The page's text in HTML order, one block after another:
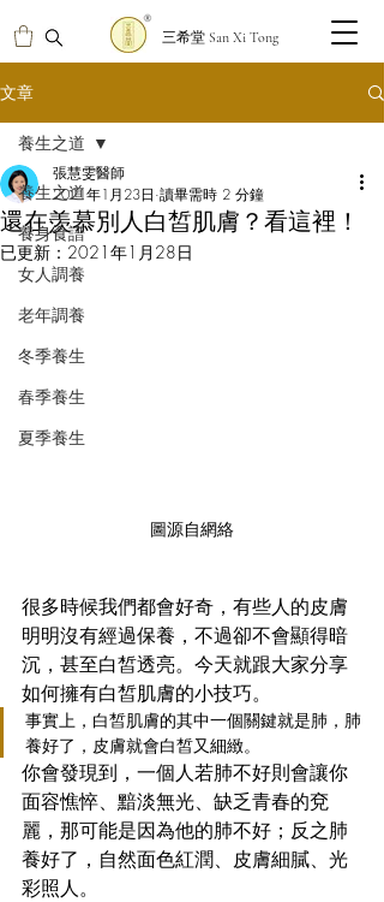
三希堂 San Xi Tong
文章
養生之道
養身食譜
女人調養
老年調養
冬季養生
春季養生
夏季養生
養生之道
還在羡慕別人白皙肌膚？看這裡！
張慧雯醫師
2021年1月23日 讀畢需時 2 分鐘
已更新： 2021年1月28日
圖源自網絡
很多時候我們都會好奇，有些人的皮膚
明明沒有經過保養，不過卻不會顯得暗
沉，甚至白皙透亮。今天就跟大家分享
如何擁有白皙肌膚的小技巧。
事實上，白皙肌膚的其中一個關鍵就是肺，肺
養好了，皮膚就會白皙又細緻。
你會發現到，一個人若肺不好則會讓你
面容憔悴、黯淡無光、缺乏青春的兗
麗，那可能是因為他的肺不好；反之肺
養好了，自然面色紅潤、皮膚細膩、光
彩照人。